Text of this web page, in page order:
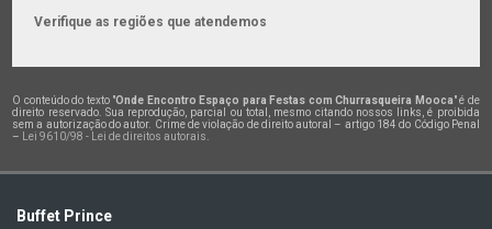
Verifique as regiões que atendemos
O conteúdo do texto "Onde Encontro Espaço para Festas com Churrasqueira Mooca" é de
direito reservado. Sua reprodução, parcial ou total, mesmo citando nossos links, é proibida
sem a autorização do autor. Crime de violação de direito autoral – artigo 184 do Código Penal
–
Lei 9610/98 - Lei de direitos autorais
Buffet Prince